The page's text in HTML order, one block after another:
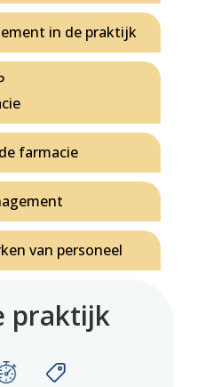
in de praktijk
farmacie
van personeel
praktijk